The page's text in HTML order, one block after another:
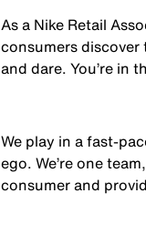
As a Nike Retail
consumers
and dare. You’re in
We play in a fast-
ego. We’re one
consumer and